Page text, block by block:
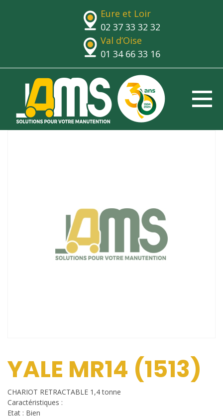
Eure et Loir
02 37 33 32 32
Val d’Oise
01 34 66 33 16
YALE MR14 (1513)
CHARIOT RETRACTABLE 1,4 tonne
Caractéristiques :
Etat : Bien